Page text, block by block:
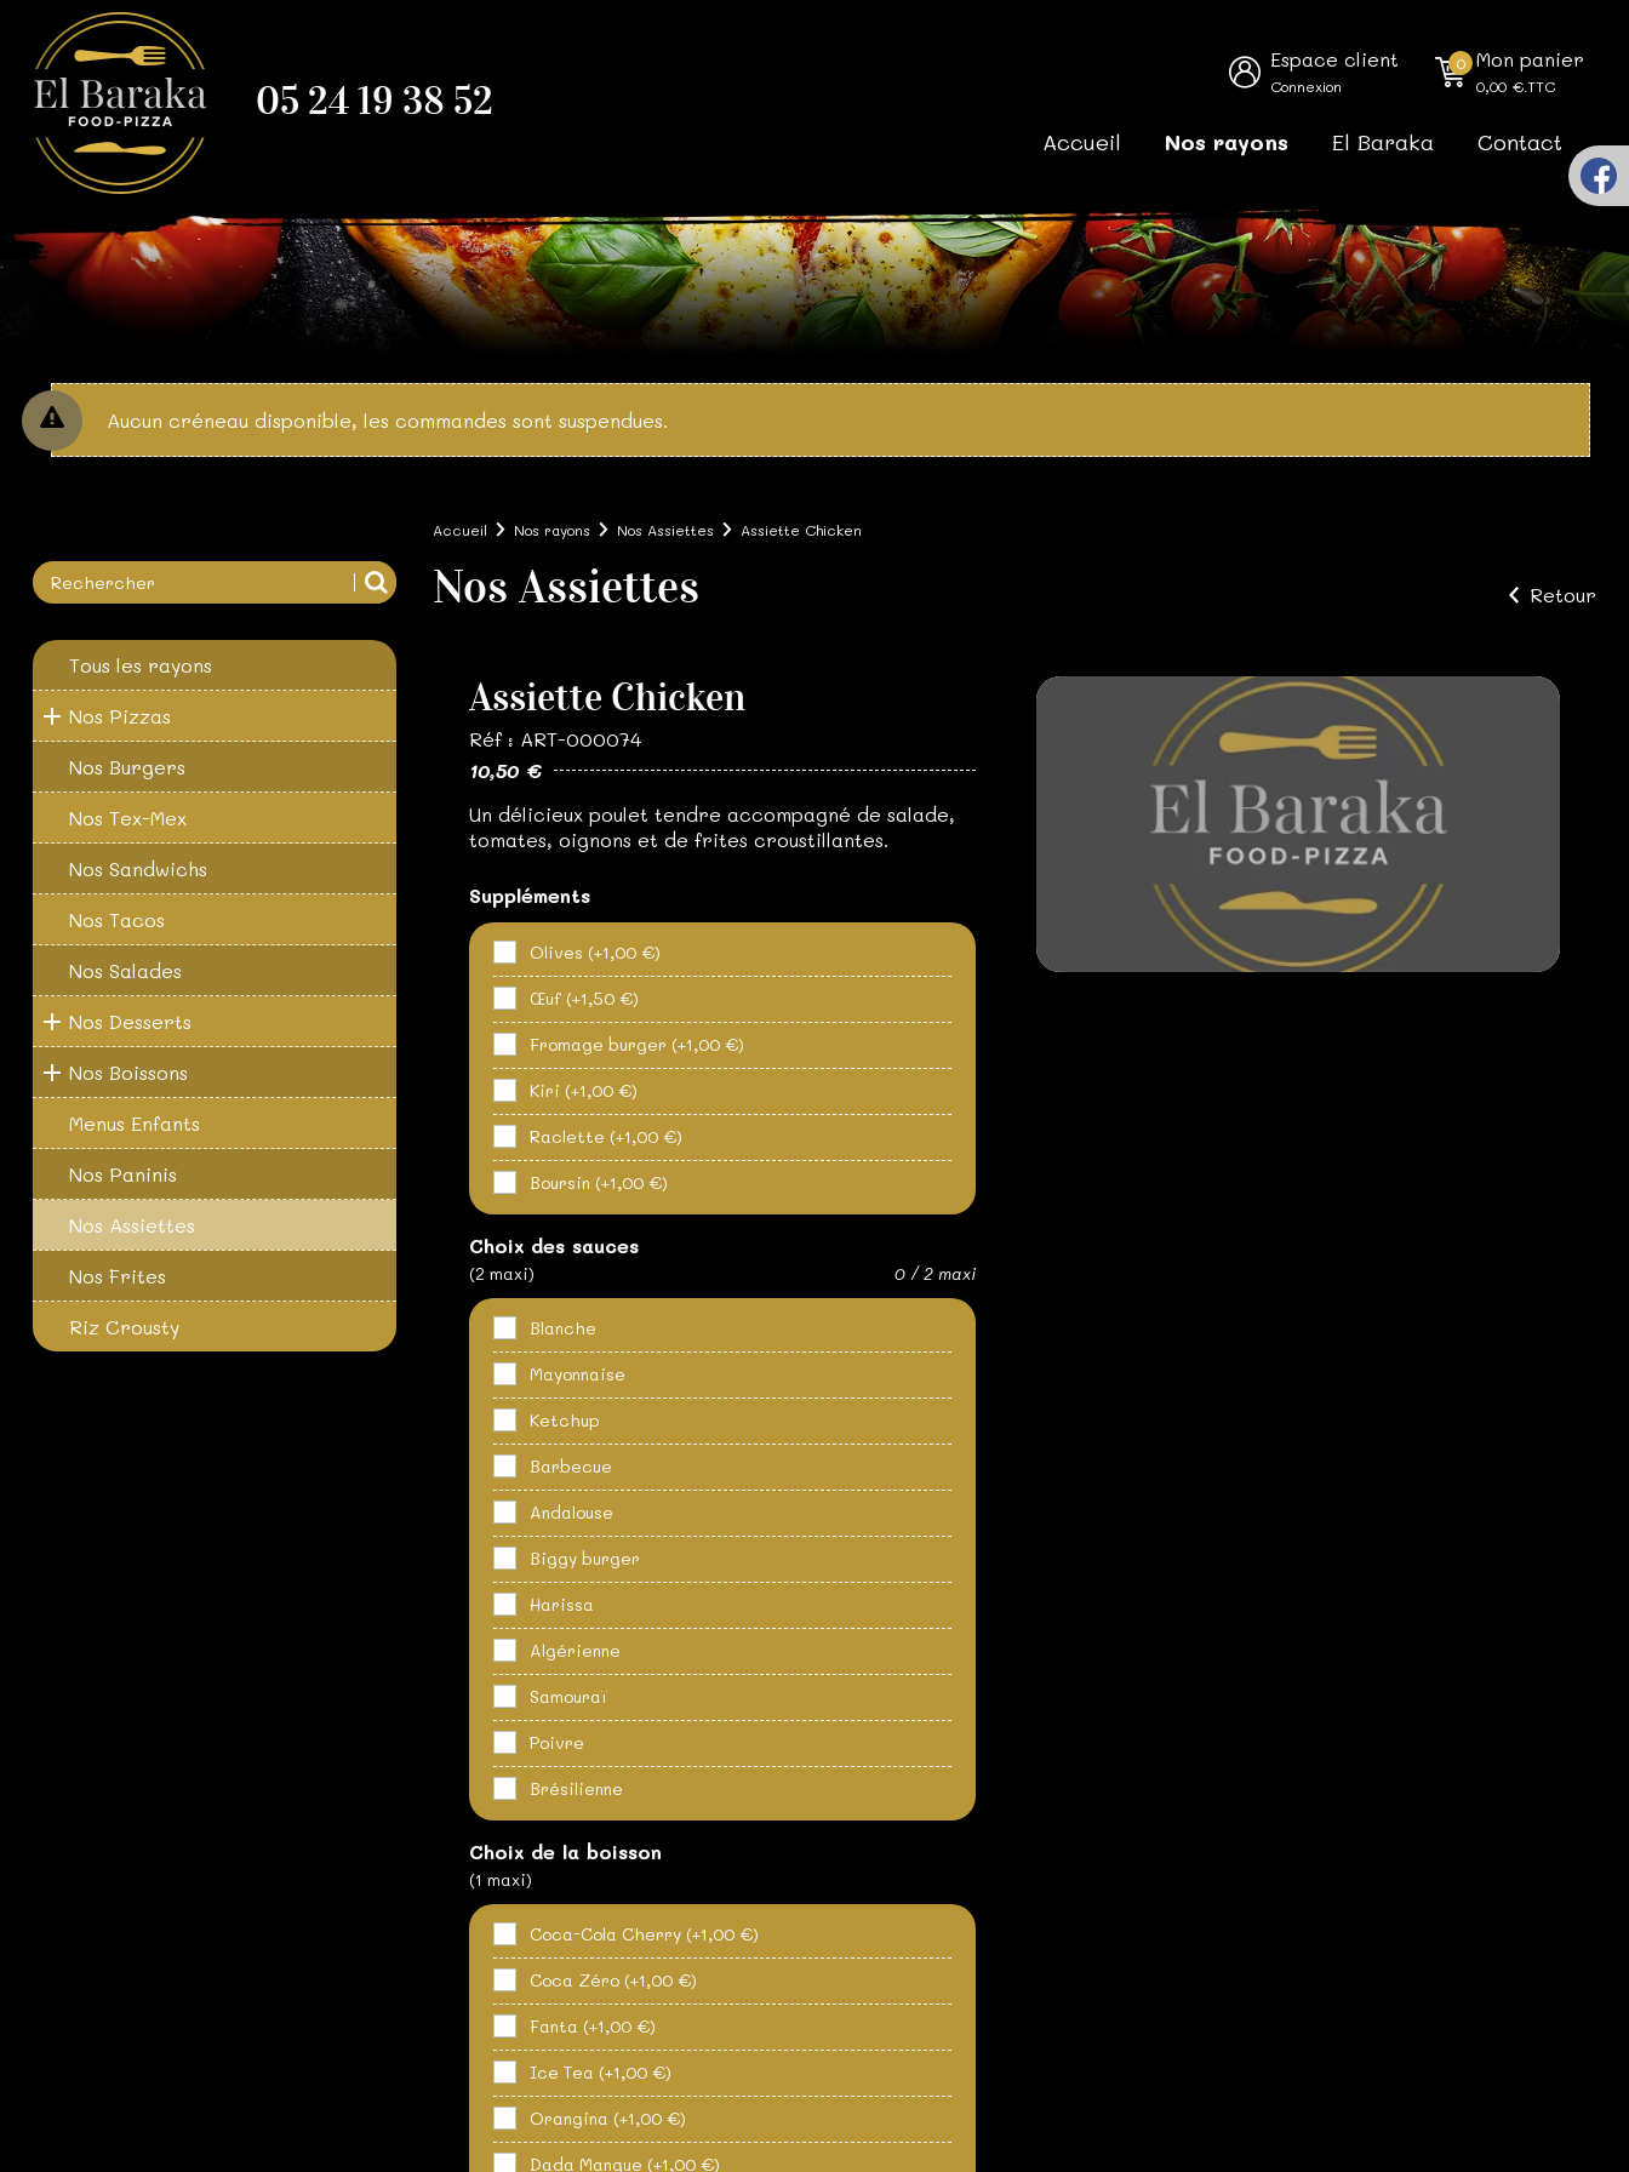
05 24 19 38 52
Espace client
Connexion
0 Mon panier
0,00 €.TTC
Accueil Nos rayons El Baraka Contact
Aucun créneau disponible, les commandes sont suspendues.
Accueil Nos rayons Nos Assiettes Assiette Chicken
Tous les rayons
Nos Pizzas
Nos Burgers
Nos Tex-Mex
Nos Sandwichs
Nos Tacos
Nos Salades
Nos Desserts
Nos Boissons
Menus Enfants
Nos Paninis
Nos Assiettes
Nos Frites
Riz Crousty
Nos Assiettes Retour
Assiette Chicken
Réf : ART-000074
10,50 €
Un délicieux poulet tendre accompagné de salade,
tomates, oignons et de frites croustillantes.
Suppléments
Olives (+1,00 €)
Œuf (+1,50 €)
Fromage burger (+1,00 €)
Kiri (+1,00 €)
Raclette (+1,00 €)
Boursin (+1,00 €)
Choix des sauces
(2 maxi) 0 / 2 maxi
Blanche
Mayonnaise
Ketchup
Barbecue
Andalouse
Biggy burger
Harissa
Algérienne
Samouraï
Poivre
Brésilienne
Choix de la boisson
(1 maxi)
Coca-Cola Cherry (+1,00 €)
Coca Zéro (+1,00 €)
Fanta (+1,00 €)
Ice Tea (+1,00 €)
Orangina (+1,00 €)
Dada Mangue (+1,00 €)